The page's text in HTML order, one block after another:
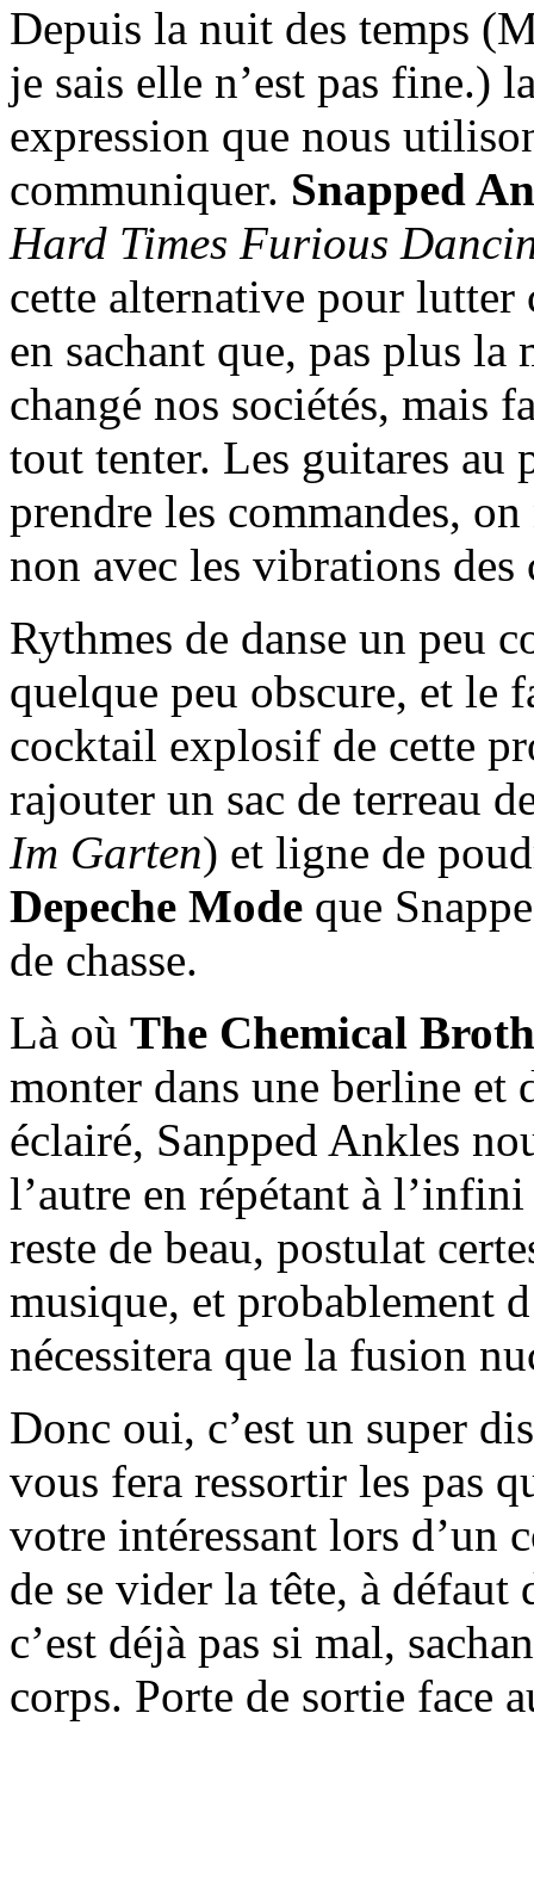
Depuis la nuit des temps
je sais elle n’est pas fine.)
expression que nous
communiquer. Snapped
Hard Times Furious
cette alternative pour lutter
en sachant que, pas plus la
changé nos sociétés, mais
tout tenter. Les guitares au
prendre les commandes,
non avec les vibrations des
Rythmes de danse un peu
quelque peu obscure, et le
cocktail explosif de cette
rajouter un sac de terreau
Im Garten) et ligne de
Depeche Mode que
de chasse.
Là où The Chemical
monter dans une berline et
éclairé, Sanpped Ankles
l’autre en répétant à
reste de beau, postulat
musique, et probablement
nécessitera que la fusion
Donc oui, c’est un super
vous fera ressortir les pas
votre intéressant lors d’un
de se vider la tête, à
c’est déjà pas si mal,
corps. Porte de sortie face